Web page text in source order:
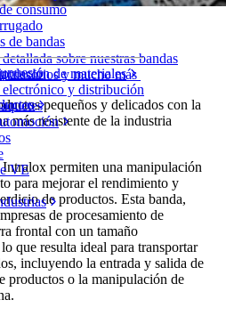
sobre nuestras bandas
y mucho más
consumo
de bandas
de materiales
y distribución
VE
pequeños y delicados con la
más resistente de la industria
permiten una manipulación
para mejorar el rendimiento y
de productos. Esta banda,
de procesamiento de
frontal con un tamaño
que resulta ideal para transportar
incluyendo la entrada y salida de
productos o la manipulación de